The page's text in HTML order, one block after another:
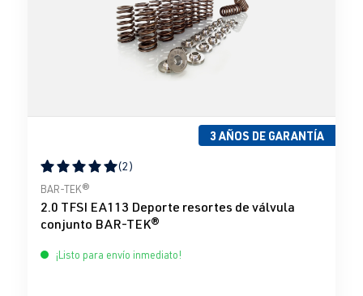
3 AÑOS DE GARANTÍA
Calificación promedio de 5 de 5 estrellas
(2)
BAR-TEK®
2.0 TFSI EA113 Deporte resortes de válvula
conjunto BAR-TEK®
¡Listo para envío inmediato!